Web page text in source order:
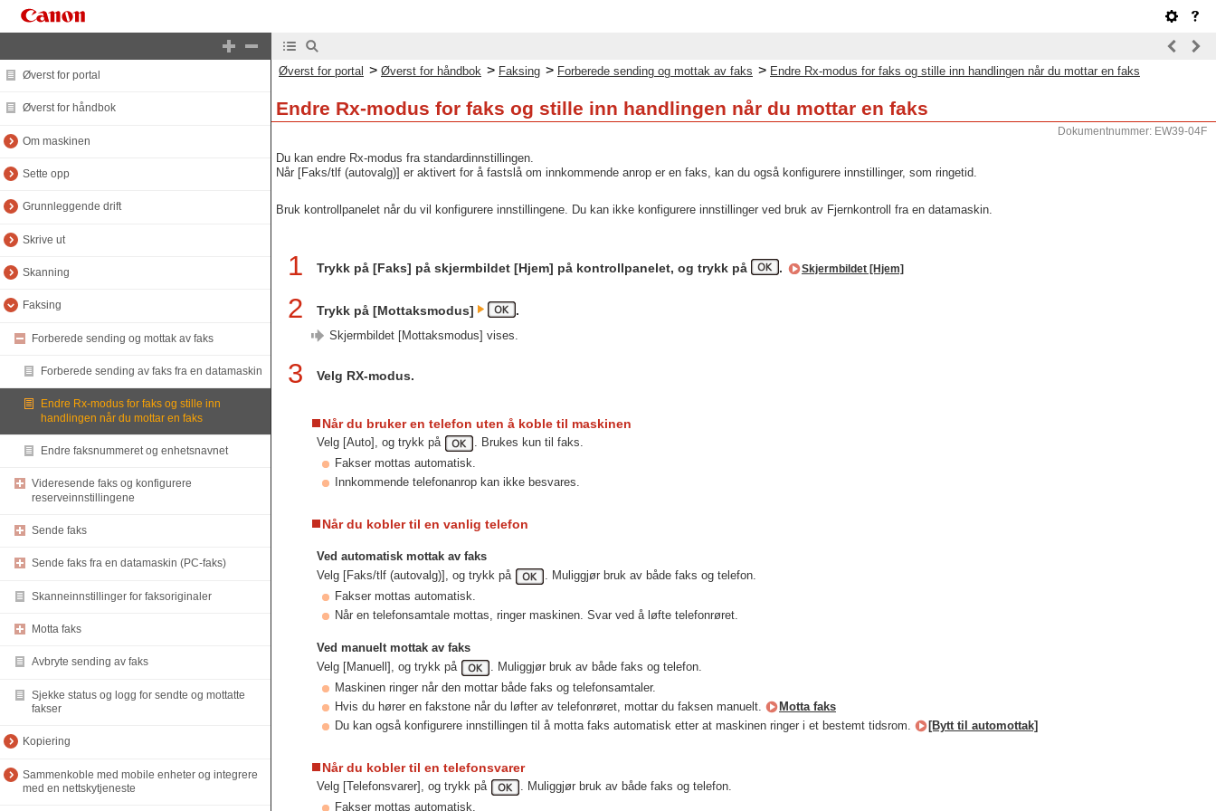
Øverst for portal
Øverst for håndbok
Om maskinen
Sette opp
Grunnleggende drift
Skrive ut
Skanning
Faksing
Forberede sending og mottak av faks
Forberede sending av faks fra en datamaskin
Endre Rx-modus for faks og stille inn
handlingen når du mottar en faks
Endre faksnummeret og enhetsnavnet
Videresende faks og konfigurere
reserveinnstillingene
Sende faks
Sende faks fra en datamaskin (PC-faks)
Skanneinnstillinger for faksoriginaler
Motta faks
Avbryte sending av faks
Sjekke status og logg for sendte og mottatte
fakser
Kopiering
Sammenkoble med mobile enheter og integrere
med en nettskytjeneste
Øverst for portal > Øverst for håndbok > Faksing > Forberede sending og mottak av faks > Endre Rx-modus for faks og stille inn handlingen når du mottar en faks
Endre Rx-modus for faks og stille inn handlingen når du mottar en faks
Dokumentnummer: EW39-04F
Du kan endre Rx-modus fra standardinnstillingen.
Når [Faks/tlf (autovalg)] er aktivert for å fastslå om innkommende anrop er en faks, kan du også konfigurere innstillinger, som ringetid.
Bruk kontrollpanelet når du vil konfigurere innstillingene. Du kan ikke konfigurere innstillinger ved bruk av Fjernkontroll fra en datamaskin.
1 Trykk på [Faks] på skjermbildet [Hjem] på kontrollpanelet, og trykk på . Skjermbildet [Hjem]
2 Trykk på [Mottaksmodus] .
Skjermbildet [Mottaksmodus] vises.
3 Velg RX-modus.
Når du bruker en telefon uten å koble til maskinen
Velg [Auto], og trykk på
. Brukes kun til faks.
Fakser mottas automatisk.
Innkommende telefonanrop kan ikke besvares.
Når du kobler til en vanlig telefon
Ved automatisk mottak av faks
Velg [Faks/tlf (autovalg)], og trykk på
. Muliggjør bruk av både faks og telefon.
Fakser mottas automatisk.
Når en telefonsamtale mottas, ringer maskinen. Svar ved å løfte telefonrøret.
Ved manuelt mottak av faks
Velg [Manuell], og trykk på
. Muliggjør bruk av både faks og telefon.
Maskinen ringer når den mottar både faks og telefonsamtaler.
Hvis du hører en fakstone når du løfter av telefonrøret, mottar du faksen manuelt.
Motta faks
Du kan også konfigurere innstillingen til å motta faks automatisk etter at maskinen ringer i et bestemt tidsrom.
[Bytt til automottak]
Når du kobler til en telefonsvarer
Velg [Telefonsvarer], og trykk på
. Muliggjør bruk av både faks og telefon.
Fakser mottas automatisk.